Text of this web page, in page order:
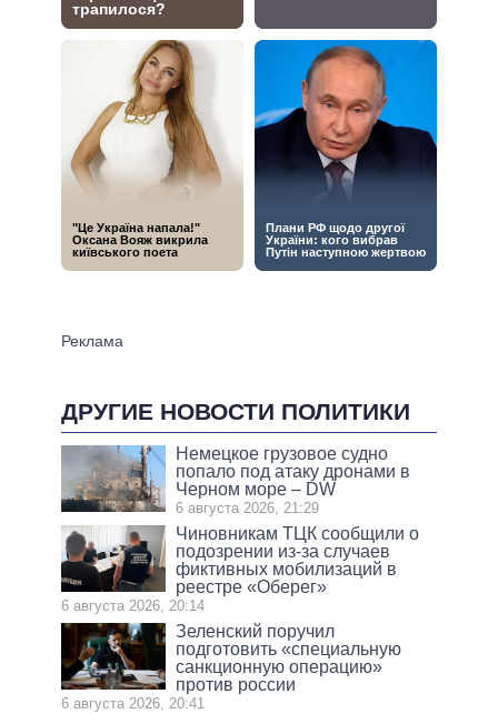
ДРУГИЕ НОВОСТИ ПОЛИТИКИ
Немецкое грузовое судно
попало под атаку дронами в
Черном море – DW
6 августа 2026, 21:29
Чиновникам ТЦК сообщили о
подозрении из-за случаев
фиктивных мобилизаций в
реестре «Оберег»
6 августа 2026, 20:14
Зеленский поручил
подготовить «специальную
санкционную операцию»
против россии
6 августа 2026, 20:41